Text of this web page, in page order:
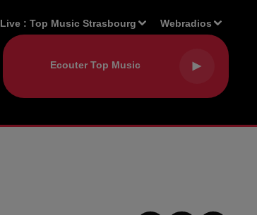
Live :Top Music Strasbourg Webradios